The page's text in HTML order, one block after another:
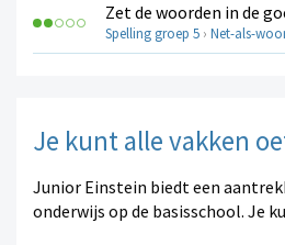
Zet de woorden in de
Spelling groep 5 › Net-als-
Je kunt alle vakken
Junior Einstein biedt een
onderwijs op de basisschool. Je